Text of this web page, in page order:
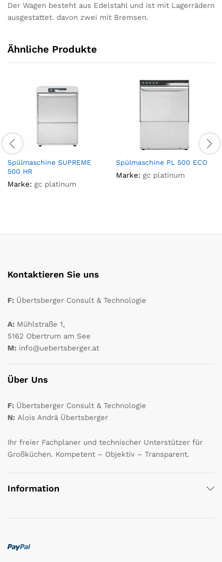
Der Wagen besteht aus Edelstahl und ist mit Lagerrädern
ausgestattet. davon zwei mit Bremsen.
Ähnliche Produkte
Spülmaschine SUPREME
500 HR
Marke: gc platinum
Spülmaschine PL 500 ECO
Marke: gc platinum
Kontaktieren Sie uns
F: Übertsberger Consult & Technologie
A: Mühlstraße 1,
5162 Obertrum am See
M: info@uebertsberger.at
Über Uns
F: Übertsberger Consult & Technologie
N: Alois Andrä Übertsberger
Ihr freier Fachplaner und technischer Unterstützer für
Großküchen. Kompetent – Objektiv – Transparent.
Information